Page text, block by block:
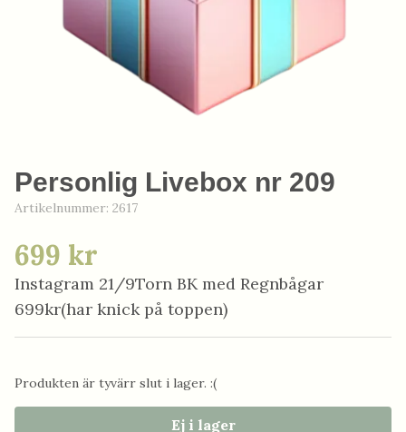
Personlig Livebox nr 209
Artikelnummer: 2617
699 kr
Instagram 21/9Torn BK med Regnbågar
699kr(har knick på toppen)
Produkten är tyvärr slut i lager. :(
Ej i lager